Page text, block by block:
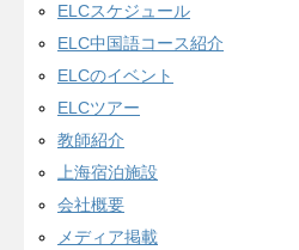
ELCスケジュール
ELC中国語コース紹介
ELCのイベント
ELCツアー
教師紹介
上海宿泊施設
会社概要
メディア掲載